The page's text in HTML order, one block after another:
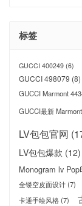
标签
GUCCI 400249 (6)
GUCCI 498079 (8)
GUCCI Marmont
GUCCI最新
LV包包官网
LV包包爆款 (12)
Monogram lv
全镂空皮面设计(7)
卡通手绘风格(7)